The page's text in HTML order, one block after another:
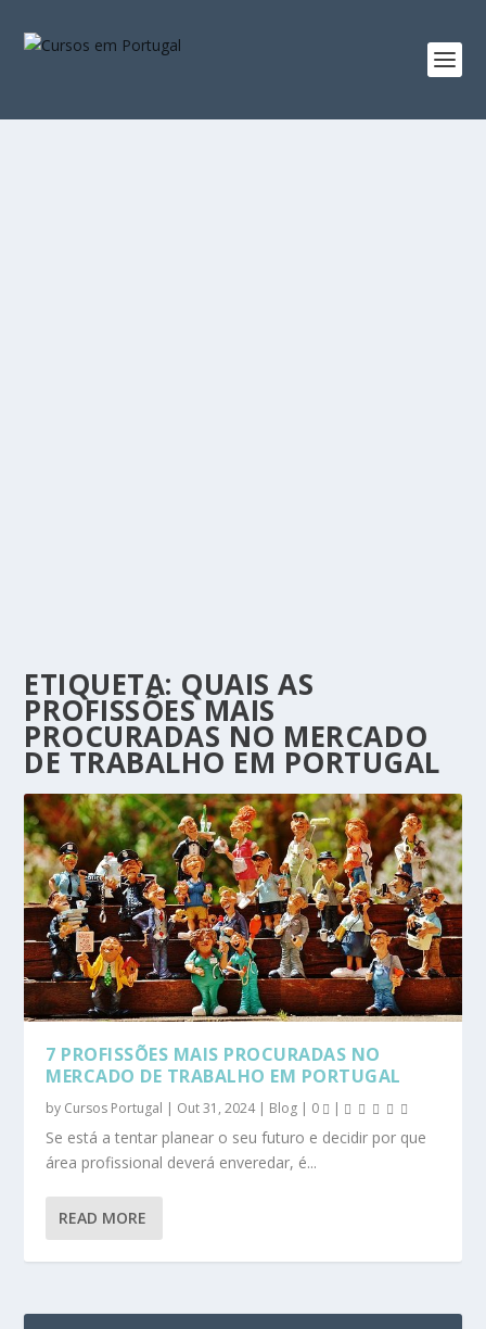
ETIQUETA: QUAIS AS
PROFISSÕES MAIS
PROCURADAS NO MERCADO
DE TRABALHO EM PORTUGAL
7 PROFISSÕES MAIS PROCURADAS NO
MERCADO DE TRABALHO EM PORTUGAL
by Cursos Portugal | Out 31, 2024| Blog | 0 |
Se está a tentar planear o seu futuro e decidir por que
área profissional deverá enveredar, é...
READ MORE